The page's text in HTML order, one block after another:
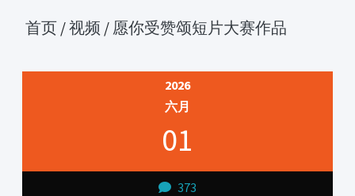
首页 /视频 / 愿你受赞颂短片大赛作品
2026
六月
01
373